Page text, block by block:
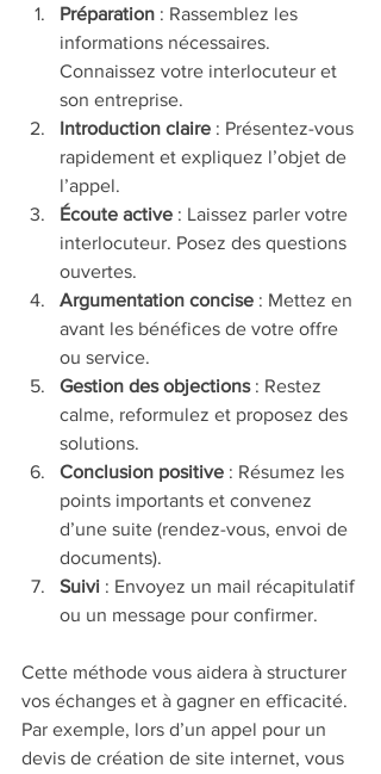
Préparation : Rassemblez les
informations nécessaires.
Connaissez votre interlocuteur et
son entreprise.
Introduction claire : Présentez-vous
rapidement et expliquez l’objet de
l’appel.
Écoute active : Laissez parler votre
interlocuteur. Posez des questions
ouvertes.
Argumentation concise : Mettez en
avant les bénéfices de votre offre
ou service.
Gestion des objections : Restez
calme, reformulez et proposez des
solutions.
Conclusion positive : Résumez les
points importants et convenez
d’une suite (rendez-vous, envoi de
documents).
Suivi : Envoyez un mail récapitulatif
ou un message pour confirmer.
Cette méthode vous aidera à structurer
vos échanges et à gagner en efficacité.
Par exemple, lors d’un appel pour un
devis de création de site internet, vous